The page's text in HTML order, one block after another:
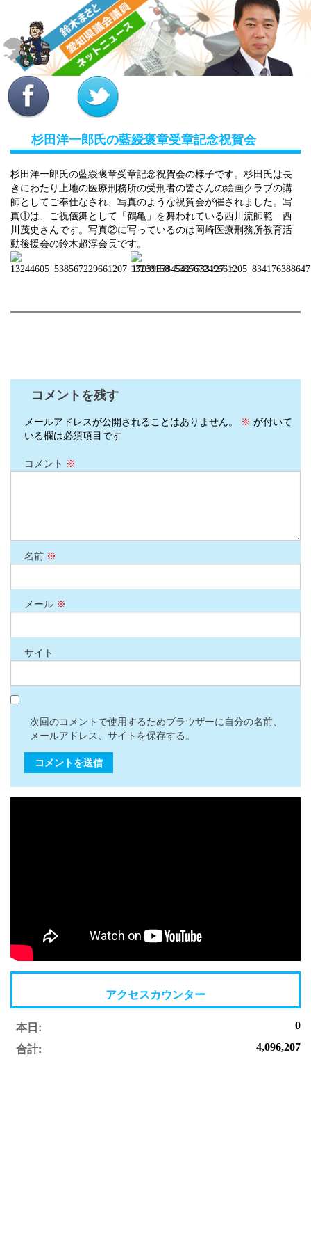
杉田洋一郎氏の藍綬褒章受章記念祝賀会
杉田洋一郎氏の藍綬褒章受章記念祝賀会の様子です。杉田氏は長
きにわたり上地の医療刑務所の受刑者の皆さんの絵画クラブの講
師としてご奉仕なされ、写真のような祝賀会が催されました。写
真①は、ご祝儀舞として「鶴亀」を舞われている西川流師範 西
川茂史さんです。写真②に写っているのは岡崎医療刑務所教育活
動後援会の鈴木超淳会長です。
コメントを残す
メールアドレスが公開されることはありません。 ※ が付いて
いる欄は必須項目です
コメント ※
名前 ※
メール ※
サイト
次回のコメントで使用するためブラウザーに自分の名前、
メールアドレス、サイトを保存する。
アクセスカウンター
本日: 0
合計: 4,096,207